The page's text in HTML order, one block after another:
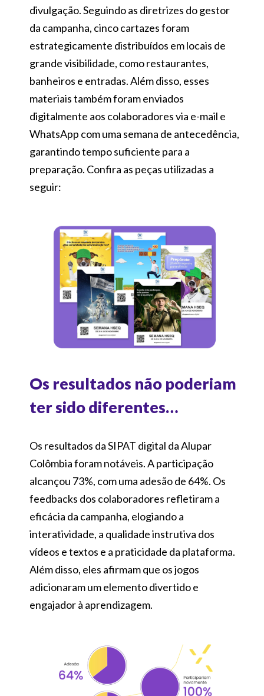
divulgação. Seguindo as diretrizes do gestor
da campanha, cinco cartazes foram
estrategicamente distribuídos em locais de
grande visibilidade, como restaurantes,
banheiros e entradas. Além disso, esses
materiais também foram enviados
digitalmente aos colaboradores via e-mail e
WhatsApp com uma semana de antecedência,
garantindo tempo suficiente para a
preparação. Confira as peças utilizadas a
seguir:
Os resultados não poderiam
ter sido diferentes…
Os resultados da SIPAT digital da Alupar
Colômbia foram notáveis. A participação
alcançou 73%, com uma adesão de 64%. Os
feedbacks dos colaboradores refletiram a
eficácia da campanha, elogiando a
interatividade, a qualidade instrutiva dos
vídeos e textos e a praticidade da plataforma.
Além disso, eles afirmam que os jogos
adicionaram um elemento divertido e
engajador à aprendizagem.